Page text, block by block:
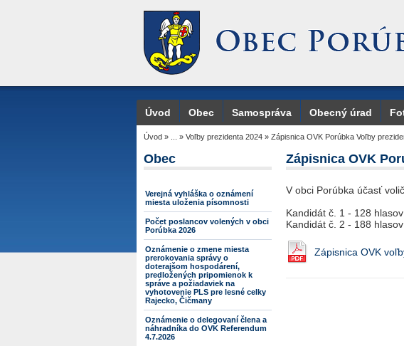
Úvod Obec Samospráva Obecný úrad
Úvod » » Voľby prezidenta 2024 » Zápisnica OVK Porúbka Voľby
Obec
Verejná vyhláška o oznámení
miesta uloženia písomnosti
Počet poslancov volených v obci
Porúbka 2026
Oznámenie o zmene miesta
prerokovania správy o
doterajšom hospodárení,
predložených pripomienok k
správe a požiadaviek na
vyhotovenie PLS pre lesné celky
Rajecko, Čičmany
Oznámenie o delegovaní člena a
náhradníka do OVK Referendum
4.7.2026
Zápisnica OVK
V obci Porúbka účasť
Kandidát č. 1 - 128
Kandidát č. 2 - 188
Zápisnica OVK